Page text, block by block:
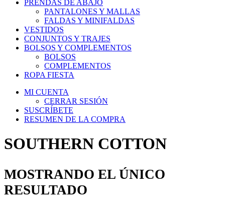
PRENDAS DE ABAJO
PANTALONES Y MALLAS
FALDAS Y MINIFALDAS
VESTIDOS
CONJUNTOS Y TRAJES
BOLSOS Y COMPLEMENTOS
BOLSOS
COMPLEMENTOS
ROPA FIESTA
MI CUENTA
CERRAR SESIÓN
SUSCRÍBETE
RESUMEN DE LA COMPRA
SOUTHERN COTTON
MOSTRANDO EL ÚNICO
RESULTADO